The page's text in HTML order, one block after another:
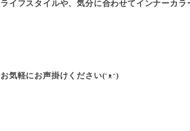
ライフスタイルや、気分に合わせてインナーカ
お気軽にお声掛けください(ᵔᴥᵔ)